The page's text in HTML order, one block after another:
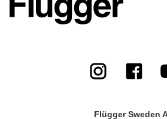
Flügger Sweden